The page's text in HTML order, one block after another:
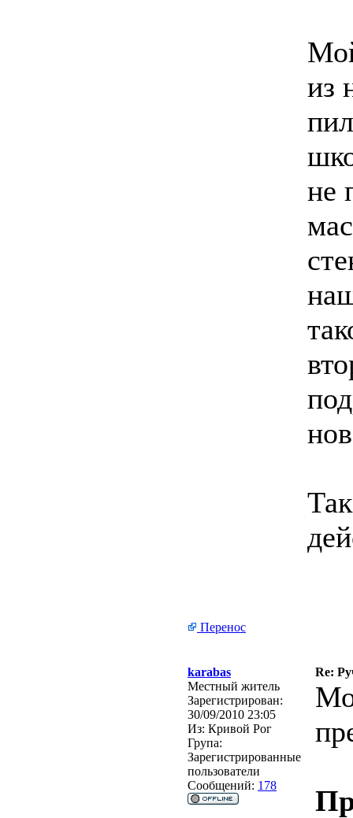
из
не
Перенос
karabas
Re:
Местный житель
Зарегистрирован:
30/09/2010 23:05
Из: Кривой Рог
Група:
Зарегистрированные
пользователи
Сообщений: 178